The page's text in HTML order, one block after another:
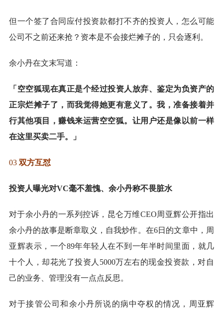
但一个签了合同应付投资款都打不齐的投资人，怎么可能
公司不之前还来抢？资本是不会接烂摊子的，只会逐利。
余小丹在文末写道：
「空空狐现在真正是个经过投资人放弃、鉴定为负资产的
正宗烂摊子了，而我觉得她更有意义了。我，准备接着并
行其他项目，赚钱来运营空空狐。让用户还是像以前一样
在这里买卖二手。」
03 双方互怼
投资人曝光对VC毫不羞愧、余小丹称不畏脏水
对于余小丹的一系列控诉，昆仑万维CEO周亚辉公开指出
余小丹的故事是断章取义，自我炒作。在6日的文章中，周
亚辉表示，一个89年年轻人在不到一年半时间里面，就几
十个人，却花光了投资人5000万左右的现金投资款，对自
己的业务、管理没有一点点反思。
对于接管公司和余小丹所说的病中夺权的情况，周亚辉